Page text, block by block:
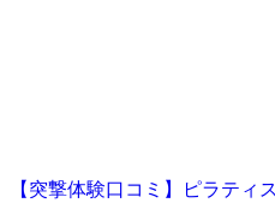
【突撃体験口コミ】ピラティ